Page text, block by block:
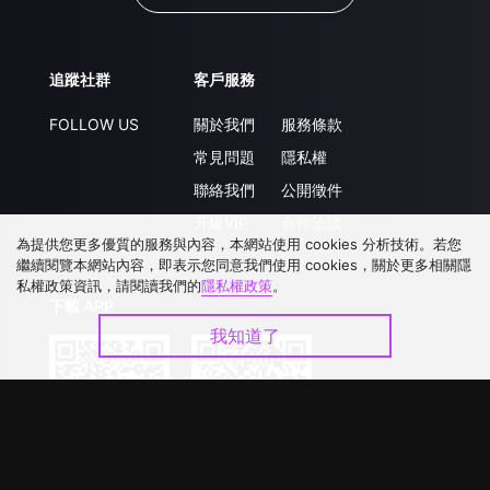
追蹤社群
FOLLOW US
客戶服務
關於我們
常見問題
聯絡我們
服務條款
隱私權
公開徵件
為提供您更多優質的服務與內容，本網站使用 cookies 分析技術。若您
繼續閱覽本網站內容，即表示您同意我們使用 cookies，關於更多相關隱
私權政策資訊，請閱讀我們的隱私權政策。
我知道了